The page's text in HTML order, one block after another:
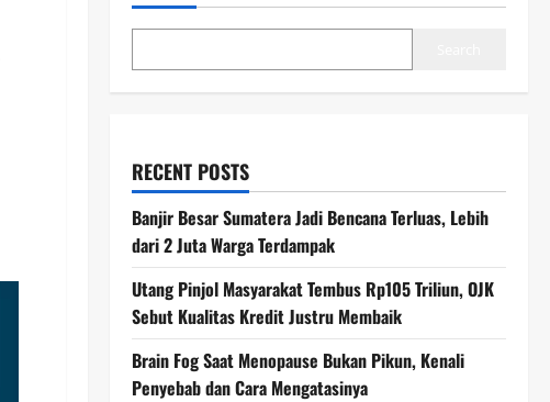
RECENT POSTS
Banjir Besar Sumatera Jadi Bencana Terluas, Lebih
dari 2 Juta Warga Terdampak
Utang Pinjol Masyarakat Tembus Rp105 Triliun, OJK
Sebut Kualitas Kredit Justru Membaik
Brain Fog Saat Menopause Bukan Pikun, Kenali
Penyebab dan Cara Mengatasinya